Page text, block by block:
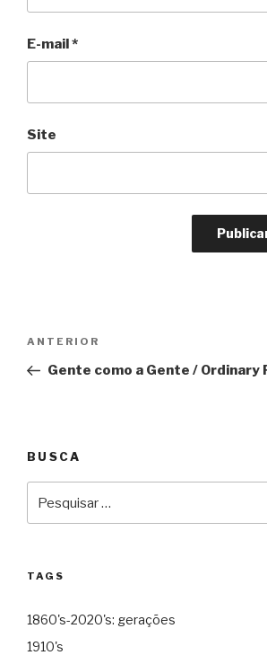
E-mail*
Site
Post
Anterior
ANTERIOR
Gente como a Gente / Ordinary
BUSCA
TAGS
1860's-2020's: gerações
1910's